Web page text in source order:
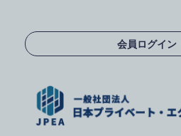
会員ログイン